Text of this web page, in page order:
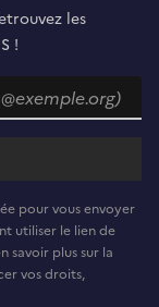
les
!
pour vous envoyer
utiliser le lien de
savoir plus sur la
vos droits,